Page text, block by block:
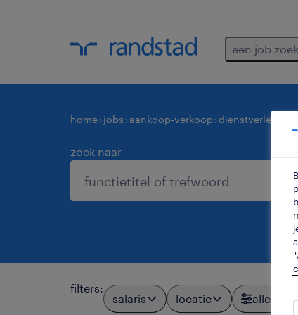
een job
home jobs aankoop-verkoop dienstverleners-
zoek naar
filters:
salaris locatie alle